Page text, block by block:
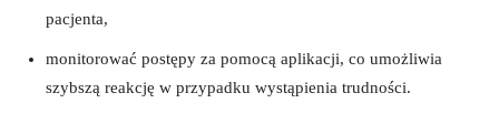
pacjenta,
monitorować postępy‍ za​ pomocą aplikacji, co umożliwia⁤
szybszą reakcję ⁣w ‌przypadku wystąpienia trudności.